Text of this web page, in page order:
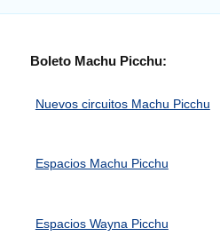
Boleto Machu Picchu:
Nuevos circuitos Machu Picchu
Espacios Machu Picchu
Espacios Wayna Picchu